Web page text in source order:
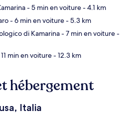
- 5 min en voiture- 4.1 km
- 6 min en voiture- 5.3 km
di Kamarina- 7 min en voiture-
min en voiture- 12.3 km
hébergement
Italia